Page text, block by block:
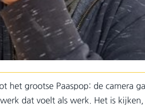
het grootse Paaspop: de camera
dat voelt als werk. Het is